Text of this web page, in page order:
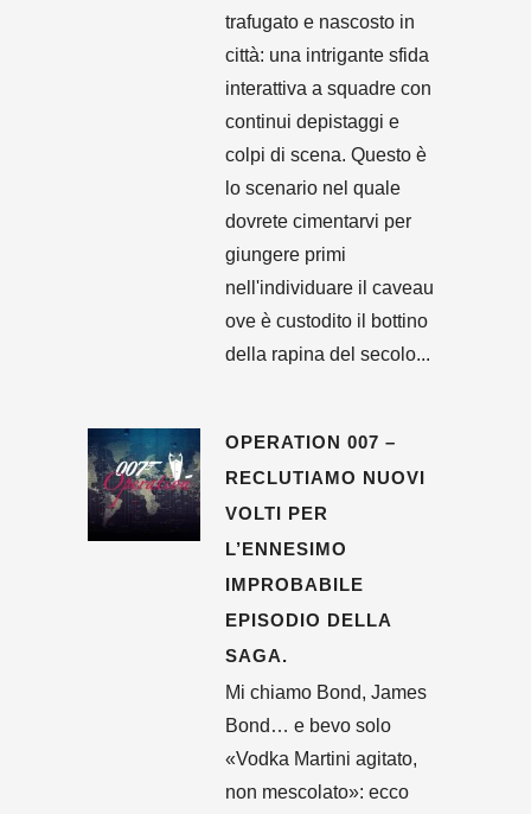
trafugato e nascosto in
città: una intrigante sfida
interattiva a squadre con
continui depistaggi e
colpi di scena. Questo è
lo scenario nel quale
dovrete cimentarvi per
giungere primi
nell'individuare il caveau
ove è custodito il bottino
della rapina del secolo...
OPERATION 007 –
RECLUTIAMO NUOVI
VOLTI PER
L’ENNESIMO
IMPROBABILE
EPISODIO DELLA
SAGA.
Mi chiamo Bond, James
Bond… e bevo solo
«Vodka Martini agitato,
non mescolato»: ecco